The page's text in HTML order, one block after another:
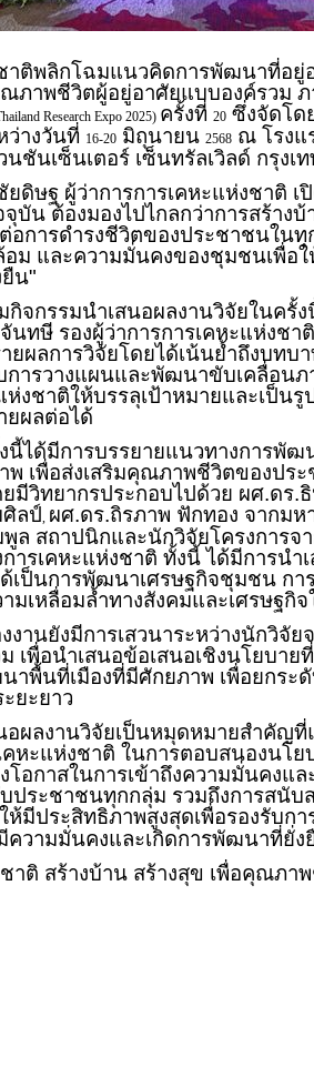
าติพลิกโฉมแนวคิดการพัฒนาที่อยู่
ภาพชีวิตผู้อยู่อาศัยแบบองค์รวม ภ
Research Expo 2025) ครั้งที่ 20 ซึ่งจัดโด
ว่างวันที่ 16-20 มิถุนายน 2568 ณ โรงแ
นชันเซ็นเตอร์ เซ็นทรัลเวิลด์ กรุงเ
ดิษฐ ผู้ว่าการการเคหะแห่งชาติ
จุบัน ต้องมองไปไกลกว่าการสร้าง
อการดำรงชีวิตของประชาชนในทุ
อม และความมั่นคงของชุมชนเพื่
น"
กิจกรรมนำเสนอผลงานวิจัยในครั้
นทษี รองผู้ว่าการการเคหะแห่งชา
ยผลการวิจัยโดยได้เน้นย้ำถึงบท
การวางแผนและพัฒนาขับเคลื่อน
ห่งชาติให้บรรลุเป้าหมายและเป็น
ผลต่อได้
นี้ได้มีการบรรยายแนวทางการพัฒ
พ เพื่อส่งเสริมคุณภาพชีวิตของปร
มีวิทยากรประกอบไปด้วย ผศ.ดร.
ลป์, ผศ.ดร.ถิรภาพ ฟักทอง จากมห
พูล สถาปนิกและนักวิจัยโครงการจ
ารเคหะแห่งชาติ ทั้งนี้ ได้มีการนำ
ด้เป็นการพัฒนาเศรษฐกิจชุมชน กา
มเหลื่อมล้ำทางสังคมและเศรษฐกิจ
งานยังมีการเสวนาระหว่างนักวิจัย
เพื่อนำเสนอข้อเสนอเชิงนโยบา
าพื้นที่เมืองที่มีศักยภาพ เพื่อยกร
ยะยาว
อผลงานวิจัยเป็นหมุดหมายสำคัญ
คหะแห่งชาติ ในการตอบสนองนโ
งโอกาสในการเข้าถึงความมั่นคง
ประชาชนทุกกลุ่ม รวมถึงการสนั
ห้มีประสิทธิภาพสูงสุดเพื่อรองรับกา
ความมั่นคงและเกิดการพัฒนาที่ยั่ง
ชาติ สร้างบ้าน สร้างสุข เพื่อคุณภา